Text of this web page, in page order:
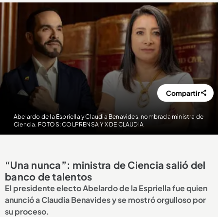
Abelardo de la Espriella y Claudia Benavides, nombrada ministra de
Ciencia. FOTOS: COLPRENSA Y X DE CLAUDIA
Compartir
“Una nunca”: ministra de Ciencia salió del
banco de talentos
El presidente electo Abelardo de la Espriella fue quien
anunció a Claudia Benavides y se mostró orgulloso por
su proceso.